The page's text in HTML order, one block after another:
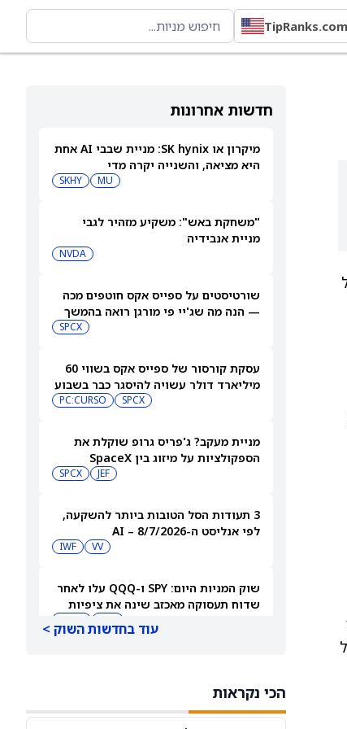
TipRanks.com
חדשות אחרונות
מיקרון או SK hynix: מניית שבבי AI אחת
היא מציאה, והשנייה יקרה מדי
MU
SKHY
"משחקת באש": משקיע מזהיר לגבי
מניית אנבידיה
NVDA
שורטיסטים על ספייס אקס חוטפים מכה
— הנה מה שג'יי פי מורגן רואה בהמשך
SPCX
עסקת קורסור של ספייס אקס בשווי 60
מיליארד דולר עשויה להיסגר כבר בשבוע
SPCX
PC:CURSO
מניית מעקב? ג'פריס גרופ שוקלת את
הספקולציות על מיזוג בין SpaceX
JEF
SPCX
3 תעודות הסל הטובות ביותר להשקעה,
לפי אנליסט ה-AI – 8/7/2026
VV
IWF
שוק המניות היום: SPY ו-QQQ עלו לאחר
שדוח תעסוקה מאכזב שינה את ציפיות
עוד בחדשות השוק >
הכי נקראות